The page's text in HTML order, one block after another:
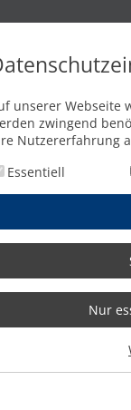
unserer Webseite
zwingend
Nutzererfahrung
Essentiell
Nur